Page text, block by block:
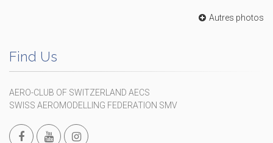
Autres photos
Find Us
AERO-CLUB OF SWITZERLAND AECS
SWISS AEROMODELLING FEDERATION SMV